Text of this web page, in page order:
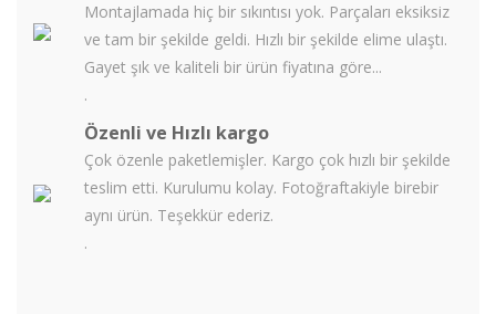
Montajlamada hiç bir sıkıntısı yok. Parçaları eksiksiz
ve tam bir şekilde geldi. Hızlı bir şekilde elime ulaştı.
Gayet şık ve kaliteli bir ürün fiyatına göre...
.
Özenli ve Hızlı kargo
Çok özenle paketlemişler. Kargo çok hızlı bir şekilde
teslim etti. Kurulumu kolay. Fotoğraftakiyle birebir
aynı ürün. Teşekkür ederiz.
.